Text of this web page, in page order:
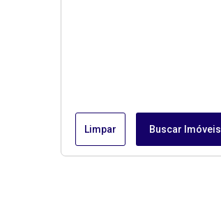
Limpar Buscar Imóveis